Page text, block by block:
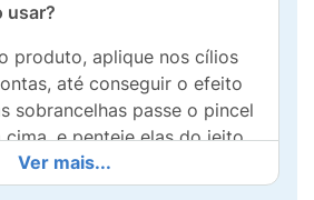
usar?
produto, aplique nos cílios
até conseguir o efeito
sobrancelhas passe o pincel
cima, e penteie elas do jeito
Ver mais...